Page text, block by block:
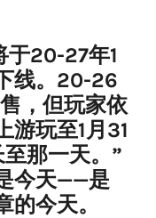
于20-27年1
线。20-26
，但玩家依
游玩至1月31
至那一天。”
今天——是
今天。